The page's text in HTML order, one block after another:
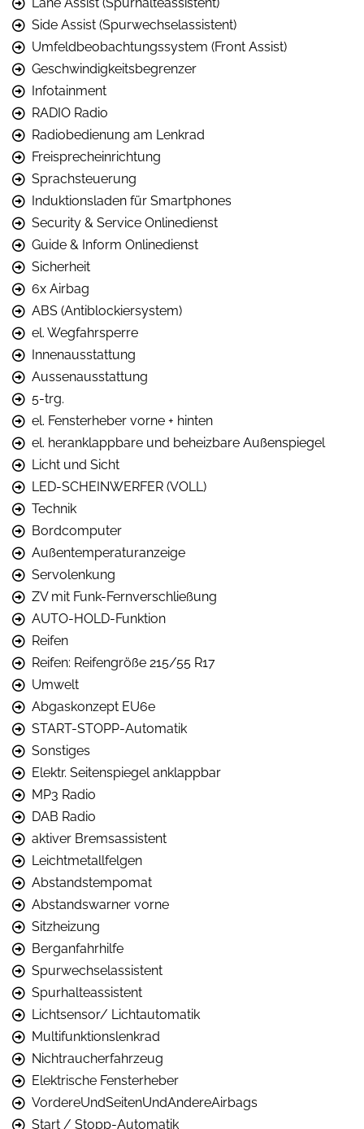
Side Assist (Spurwechselassistent)
Umfeldbeobachtungssystem (Front Assist)
Geschwindigkeitsbegrenzer
Infotainment
RADIO Radio
Radiobedienung am Lenkrad
Freisprecheinrichtung
Sprachsteuerung
Induktionsladen für Smartphones
Security & Service Onlinedienst
Guide & Inform Onlinedienst
Sicherheit
6x Airbag
ABS (Antiblockiersystem)
el. Wegfahrsperre
Innenausstattung
Aussenausstattung
5-trg.
el. Fensterheber vorne + hinten
el. heranklappbare und beheizbare Außenspiegel
Licht und Sicht
LED-SCHEINWERFER (VOLL)
Technik
Bordcomputer
Außentemperaturanzeige
Servolenkung
ZV mit Funk-Fernverschließung
AUTO-HOLD-Funktion
Reifen
Reifen: Reifengröße 215/55 R17
Umwelt
Abgaskonzept EU6e
START-STOPP-Automatik
Sonstiges
Elektr. Seitenspiegel anklappbar
MP3 Radio
DAB Radio
aktiver Bremsassistent
Leichtmetallfelgen
Abstandstempomat
Abstandswarner vorne
Sitzheizung
Berganfahrhilfe
Spurwechselassistent
Spurhalteassistent
Lichtsensor/ Lichtautomatik
Multifunktionslenkrad
Nichtraucherfahrzeug
Elektrische Fensterheber
VordereUndSeitenUndAndereAirbags
Start / Stopp-Automatik